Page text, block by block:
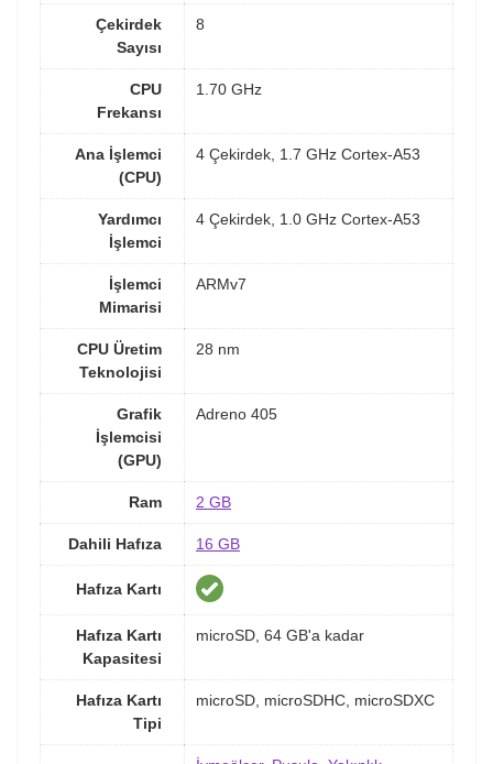
Çekirdek
Sayısı
8
CPU
Frekansı
1.70 GHz
Ana İşlemci
(CPU)
4 Çekirdek, 1.7 GHz Cortex-A53
Yardımcı
İşlemci
4 Çekirdek, 1.0 GHz Cortex-A53
İşlemci
Mimarisi
ARMv7
CPU Üretim
Teknolojisi
28 nm
Grafik
İşlemcisi
(GPU)
Adreno 405
Ram 2 GB
Dahili Hafıza 16 GB
Hafıza Kartı
Hafıza Kartı
Kapasitesi
microSD, 64 GB'a kadar
Hafıza Kartı
Tipi
microSD, microSDHC, microSDXC